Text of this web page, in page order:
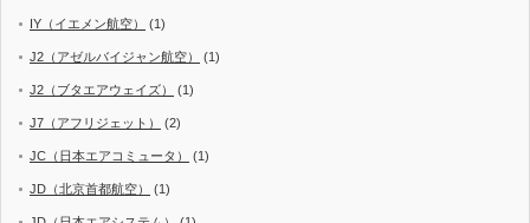
IY（イエメン航空） (1)
J2（アゼルバイジャン航空） (1)
J2（ブタエアウェイズ） (1)
J7（アフリジェット） (2)
JC（日本エアコミュータ） (1)
JD（北京首都航空） (1)